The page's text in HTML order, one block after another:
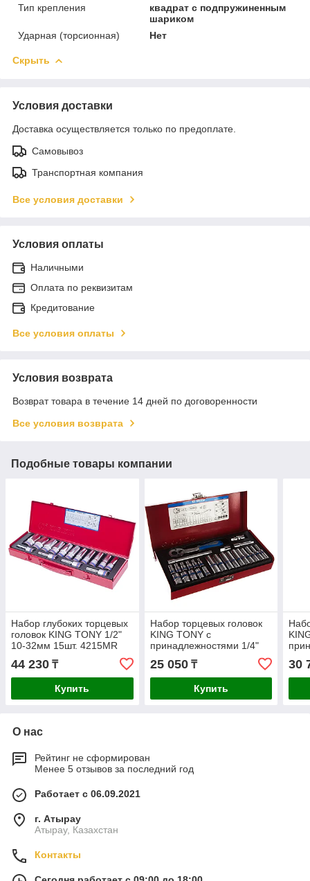
Тип крепления
квадрат с подпружиненным
шариком
Ударная (торсионная)
Нет
Скрыть
Условия доставки
Доставка осуществляется только по предоплате.
Самовывоз
Транспортная компания
Все условия доставки
Условия оплаты
Наличными
Оплата по реквизитам
Кредитование
Все условия оплаты
Условия возврата
Возврат товара в течение 14 дней по договоренности
Все условия возврата
Подобные товары компании
Набор глубоких торцевых
головок KING TONY 1/2"
10-32мм 15шт. 4215MR
44 230 ₸
Купить
Набор торцевых головок
KING TONY с
принадлежностями 1/4"
шестигранные 4-13 мм 26
шт. 2526MR
25 050₸
Купить
шт.
30
О нас
Рейтинг не сформирован
Менее 5 отзывов за последний год
Работает с 06.09.2021
г. Атырау
Атырау, Казахстан
Контакты